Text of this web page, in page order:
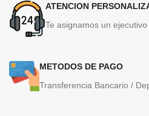
ATENCION
Te asignamos un ejecutivo
METODOS DE PAGO
Transferencia Bancario /